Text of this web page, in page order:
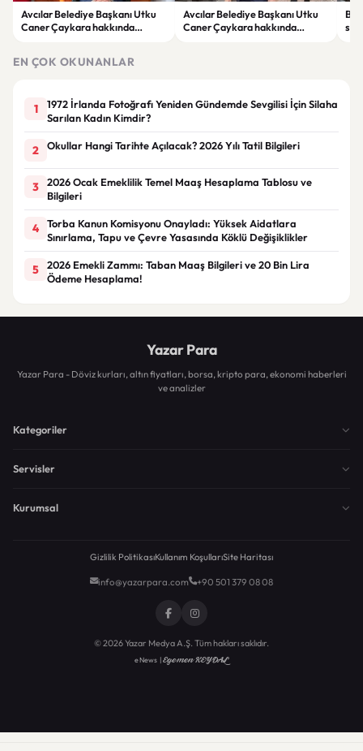
Avcılar Belediye Başkanı Utku
Caner Çaykara hakkında
Avcılar Belediye Başkanı Utku
Caner Çaykara hakkında
EN ÇOK OKUNANLAR
1
1972 İrlanda Fotoğrafı Yeniden Gündemde Sevgilisi İçin Silaha
Sarılan Kadın Kimdir?
2 Okullar Hangi Tarihte Açılacak? 2026 Yılı Tatil Bilgileri
3
2026 Ocak Emeklilik Temel Maaş Hesaplama Tablosu ve
Bilgileri
4
Torba Kanun Komisyonu Onayladı: Yüksek Aidatlara
Sınırlama, Tapu ve Çevre Yasasında Köklü Değişiklikler
5
2026 Emekli Zammı: Taban Maaş Bilgileri ve 20 Bin Lira
Ödeme Hesaplama!
Yazar Para
Yazar Para - Döviz kurları, altın fiyatları, borsa, kripto para, ekonomi haberleri
ve analizler
Kategoriler
Servisler
Kurumsal
Gizlilik PolitikasıKullanım KoşullarıSite Haritası
info@yazarpara.com +90 501 379 08 08
© 2026 Yazar Medya A.Ş. Tüm hakları saklıdır.
eNews |Egemen KEYDAL